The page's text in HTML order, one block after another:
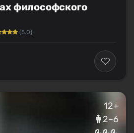
философского
(5.0)
12+
2–6